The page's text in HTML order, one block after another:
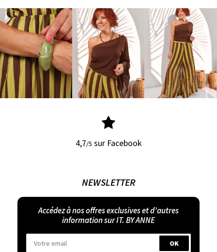
4,7/5 sur Facebook
NEWSLETTER
Accédez à nos offres exclusives et d’autres
information sur IT. BY ANNE